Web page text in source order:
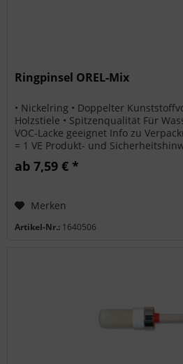
Ringpinsel OREL-Mix
• Nickelring • Doppelter
Holzstiele • Spitzenqualität Für
VOC-Lacke geeignet Info zu
= 1 VE Produkt- und
sicheren...
ab 7,59 € *
Merken
Artikel-Nr.: 1640506